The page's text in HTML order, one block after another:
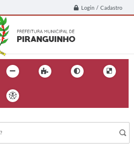
Login / Cadastro